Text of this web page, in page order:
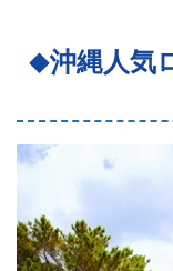
◆沖縄人気